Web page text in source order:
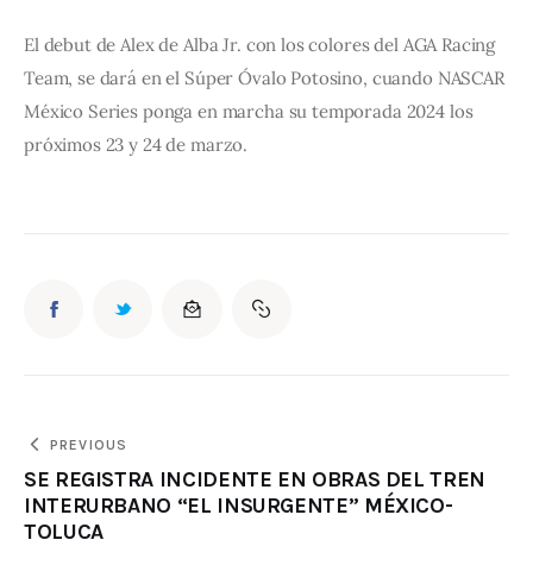
El debut de Alex de Alba Jr. con los colores del AGA Racing
Team, se dará en el Súper Óvalo Potosino, cuando NASCAR
México Series ponga en marcha su temporada 2024 los
próximos 23 y 24 de marzo.
PREVIOUS
SE REGISTRA INCIDENTE EN OBRAS DEL TREN
INTERURBANO “EL INSURGENTE” MÉXICO-
TOLUCA